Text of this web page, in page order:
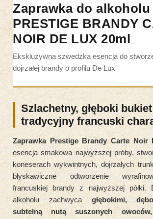
Zaprawka do alkoholu
PRESTIGE BRANDY
NOIR DE LUX 20ml
Ekskluzywna szwedzka esencja do
dojrzałej brandy o profilu De Lux
Szlachetny, głęboki
tradycyjny francuski
Zaprawka Prestige Brandy Carte Noir
esencja smakowa najwyższej próby,
koneserach wykwintnych, dojrzałych
błyskawiczne odtworzenie
francuskiej brandy z najwyższej półki.
alkoholu zachwyca głębokimi,
subtelną nutą suszonych